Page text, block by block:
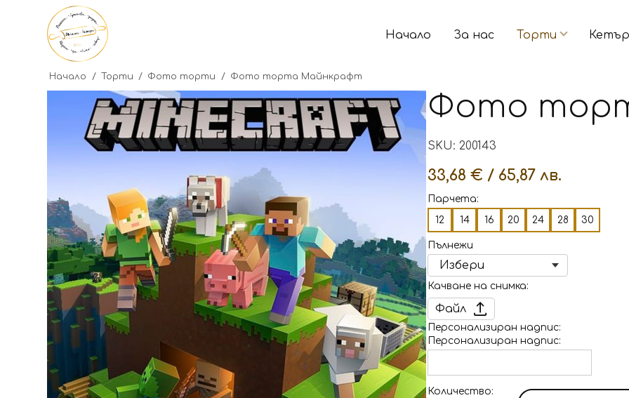
Начало За нас Торти
Начало / Торти / Фото торти / Фото торта Майнкрафт
Фото
SKU: 200143
33,68 € / 65,87 лв.
Парчета:
12
14 16 20 24 28 30
Пълнежи
Качване на снимка
Файл
Персонализиран надпис
Персонализиран надпис
Количество